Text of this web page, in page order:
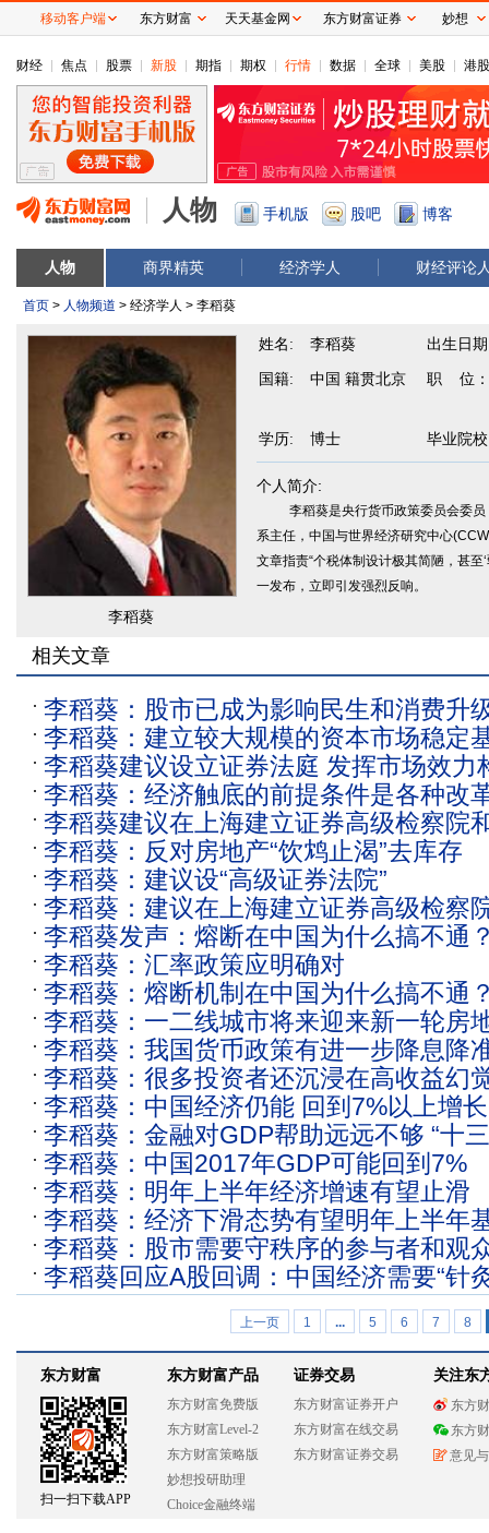
财经 焦点 股票 新股 期指 期权 行情 数据 全球 美股 港股
人物 手机版 股吧 博客
人物 商界精英 经济学人 财经评论
首页 > 人物频道 > 经济学人 > 李稻葵
李稻葵
姓名: 李稻葵 出生日
国籍: 中国 籍贯北京 职 位：
学历: 博士 毕业院
个人简介:
李稻葵是央行货币政策委员会委
系主任，中国与世界经济研究中心
文章指责“个税体制设计极其简陋，甚至
一发布，立即引发强烈反响。
相关文章
李稻葵：股市已成为影响民生和消费升
李稻葵：建立较大规模的资本市场稳定
一行三会
李稻葵建议设立证券法庭 发挥市场效力
系
李稻葵：经济触底的前提条件是各种改
李稻葵建议在上海建立证券高级检察院
李稻葵：反对房地产“饮鸩止渴”去库存
李稻葵：建议设“高级证券法院”
李稻葵：建议在上海建立证券高级检察
李稻葵发声：熔断在中国为什么搞不通
李稻葵：汇率政策应明确对
李稻葵：熔断机制在中国为什么搞不通
李稻葵：一二线城市将来迎来新一轮房
李稻葵：我国货币政策有进一步降息降
李稻葵：很多投资者还沉浸在高收益幻
李稻葵：中国经济仍能 回到7%以上增
李稻葵：金融对GDP帮助远远不够 “十
发展
李稻葵：中国2017年GDP可能回到7%
李稻葵：明年上半年经济增速有望止滑
李稻葵：经济下滑态势有望明年上半年
李稻葵：股市需要守秩序的参与者和观
李稻葵回应A股回调：中国经济需要“针
上一页 1 ... 5 6 7 8
东方财富
扫一扫下载APP
东方财富产品
东方财富免费版
东方财富Level-2
东方财富策略版
妙想投研助理
Choice金融终端
证券交易
东方财富证券开户
东方财富在线交易
东方财富证券交易
关注东
东方
东方
意见
移动客户端 东方财富 天天基金网 东方财富证券 妙想